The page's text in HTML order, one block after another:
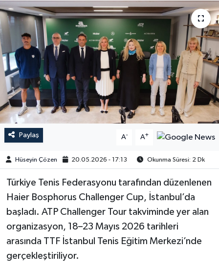
Paylaş A- A+
Hüseyin Çözen 20.05.2026 - 17:13 Okunma Süresi: 2 Dk
Türkiye Tenis Federasyonu tarafından düzenlenen
Haier Bosphorus Challenger Cup, İstanbul’da
başladı. ATP Challenger Tour takviminde yer alan
organizasyon, 18–23 Mayıs 2026 tarihleri
arasında TTF İstanbul Tenis Eğitim Merkezi’nde
gerçekleştiriliyor.